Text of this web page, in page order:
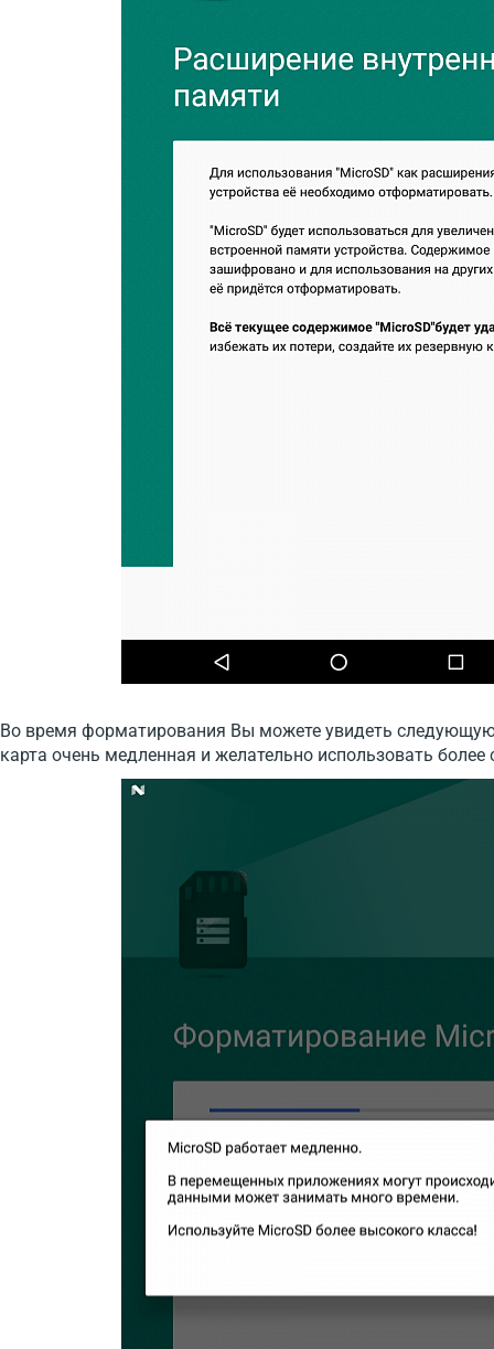
Во время форматирования Вы можете увидеть следующую
карта очень медленная и желательно использовать более